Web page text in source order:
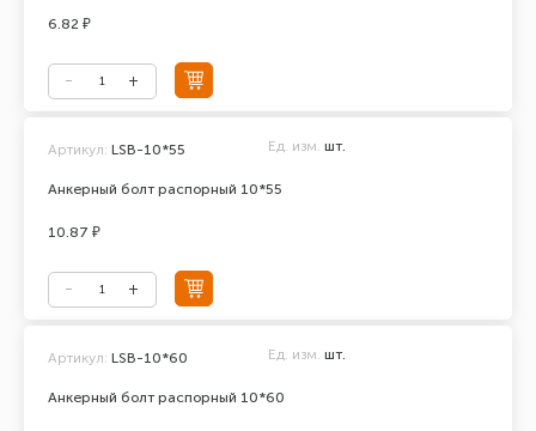
6.82 ₽
Анкерный болт распорный 10*55
Артикул: LSB-10*55 Ед. изм. шт.
10.87 ₽
Анкерный болт распорный 10*60
Артикул: LSB-10*60 Ед. изм. шт.